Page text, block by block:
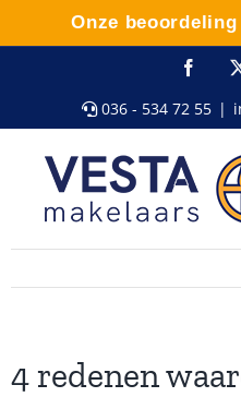
036 - 534 72 55 |
4 redenen